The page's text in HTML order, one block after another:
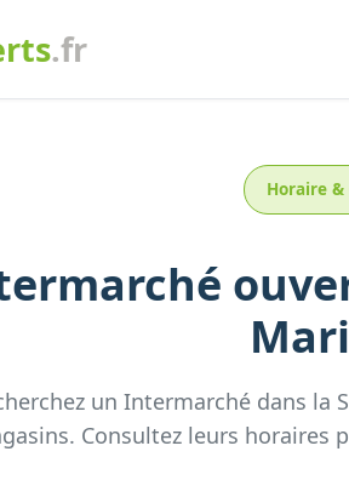
.fr
Horaire
un Intermarché dans la
Consultez leurs horaires